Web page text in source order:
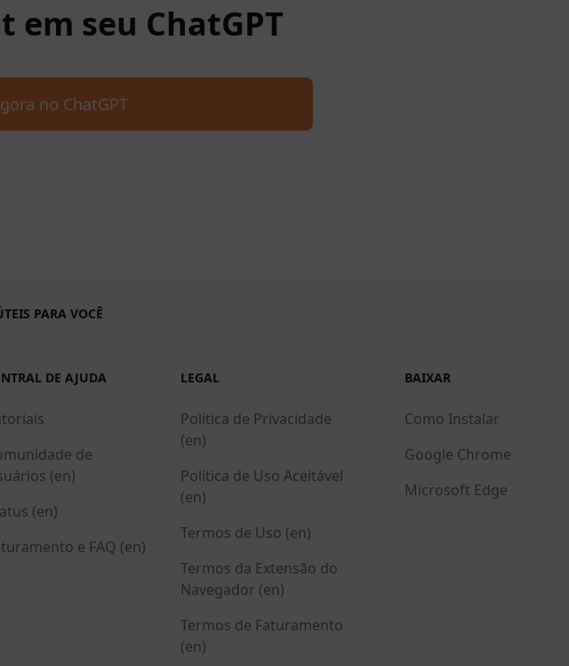
em seu ChatGPT
no ChatGPT
PARA VOCÊ
DE AJUDA
de
(en)
(en)
e FAQ (en)
LEGAL
Política de Privacidade
(en)
Política de Uso Aceitável
(en)
Termos de Uso (en)
Termos da Extensão do
Navegador (en)
Termos de Faturamento
(en)
BAIXAR
Como Instalar
Google Chrome
Microsoft Edge